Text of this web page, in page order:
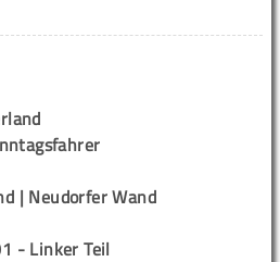
| Neudorfer Wand
- Linker Teil